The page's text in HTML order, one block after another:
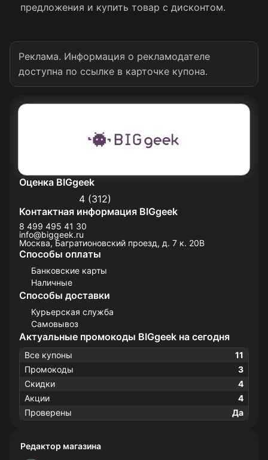
Оценка BIGgeek
4 (312)
Контактная информация BIGgeek
8 499 495 41 30
info@biggeek.ru
Москва, Багратионовский проезд, д. 7 к. 20В
Способы оплаты
Банковские карты
Наличные
Способы доставки
Курьерская служба
Самовывоз
Актуальные промокоды BIGgeek на сегодня
Все купоны
11
Промокоды
3
Скидки
4
Акции
4
Проверены
Да
Редактор магазина
предложения и купить товар с дисконтом.
Реклама. Информация о рекламодателе
доступна по ссылке в карточке купона.